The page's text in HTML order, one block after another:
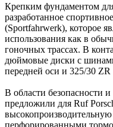
Крепким фундаментом
разработанное
(Sportfahrwerk), которое
использования как в
гоночных трассах. В
дюймовые диски с
передней оси и 325/30 ZR
В области безопасности
предложили для Ruf
перфорированными